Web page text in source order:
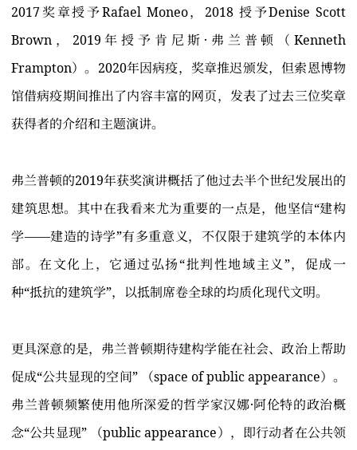
2017奖章授予Rafael Moneo，2018 授予Denise Scott
Brown，2019年授予肯尼斯·弗兰普顿（Kenneth
Frampton）。2020年因病疫，奖章推迟颁发，但索恩博物
馆借病疫期间推出了内容丰富的网页，发表了过去三位奖章
获得者的介绍和主题演讲。
弗兰普顿的2019年获奖演讲概括了他过去半个世纪发展出的
建筑思想。其中在我看来尤为重要的一点是，他坚信“建构
学——建造的诗学”有多重意义，不仅限于建筑学的本体内
部。在文化上，它通过弘扬“批判性地域主义”，促成一
种“抵抗的建筑学”，以抵制席卷全球的均质化现代文明。
更具深意的是，弗兰普顿期待建构学能在社会、政治上帮助
促成“公共显现的空间” （space of public appearance）。
弗兰普顿频繁使用他所深爱的哲学家汉娜·阿伦特的政治概
念“公共显现” （public appearance），即行动者在公共领